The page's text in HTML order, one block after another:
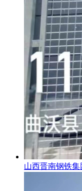
山西晋南钢铁集